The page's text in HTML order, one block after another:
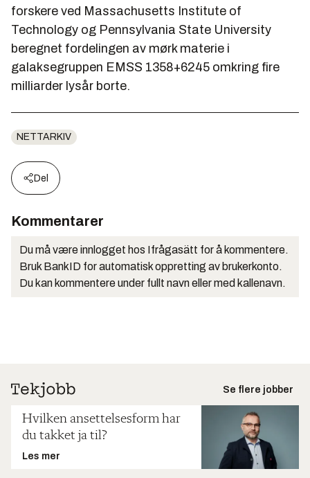
forskere ved Massachusetts Institute of
Technology og Pennsylvania State University
beregnet fordelingen av mørk materie i
galaksegruppen EMSS 1358+6245 omkring fire
milliarder lysår borte.
NETTARKIV
Del
Kommentarer
Du må være innlogget hos Ifrågasätt for å kommentere.
Bruk BankID for automatisk oppretting av brukerkonto.
Du kan kommentere under fullt navn eller med kallenavn.
Se flere jobber
Hvilken ansettelsesform har
du takket ja til?
Les mer